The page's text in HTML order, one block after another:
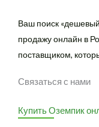
Ваш поиск
продажу онлайн в
поставщиком,
Связаться с нами
Купить Оземпик